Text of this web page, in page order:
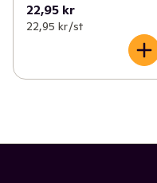
22,95 kr
22,95 kr /st